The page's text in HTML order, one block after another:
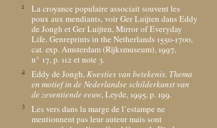
1
La croyance populaire associait souvent les
poux aux mendiants, voir Ger Luijten dans Eddy
de Jongh et Ger Luijten, Mirror of Everyday
Life. Genreprints in the Netherlands 1550-1700,
cat. exp. Amsterdam (Rijksmuseum), 1997,
n° 17, p. 112 et note 3.
2 Eddy de Jongh,Kwesties van betekenis. Thema
en motief in de Nederlandse schilderkunst van
de zeventiende eeuw, Leyde, 1995, p. 199.
3
Les vers dans la marge de l’estampe ne
mentionnent pas leur auteur mais sont